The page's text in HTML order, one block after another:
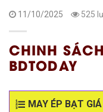
11/10/2025 525
CHINH
BDTODAY
MAY ÉP BẠT GIÁ